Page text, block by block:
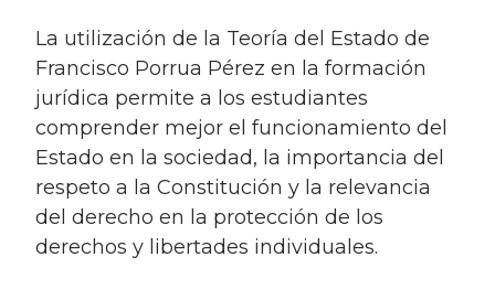
La utilización de la Teoría del Estado de
Francisco Porrua Pérez en la formación
jurídica permite a los estudiantes
comprender mejor el funcionamiento del
Estado en la sociedad, la importancia del
respeto a la Constitución y la relevancia
del derecho en la protección de los
derechos y libertades individuales.